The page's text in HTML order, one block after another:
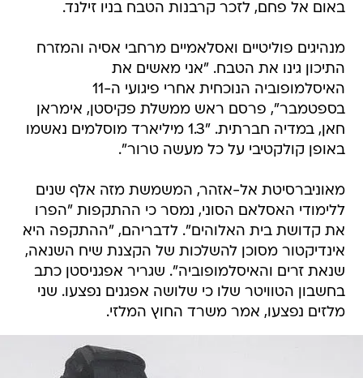
באום אל פחם, לזכר קרבנות הטבח בניו זילנד.
מנהיגים פוליטיים ואסלאמיים מרחבי אסיה והמזרח
התיכון גינו את הטבח. "אני מאשים את
האיסלמופוביה הנוכחית אחרי פיגועי ה-11
בספטמבר", פרסם ראש ממשלת פקיסטן, אימראן
חאן, במדיה חברתית. "1.3 מיליארד מוסלמים נאשמו
באופן קולקטיבי על כל מעשה טרור".
מאוניברסיטת אל-אזהר, המשמשת מזה אלף שנים
ללימודי האסלאם הסוני, נמסר כי ההתקפות "הפרו
את קדושת בית האלוהים". לדבריהם, "ההתקפה היא
אינדיקטור מסוכן להשלכות של הקצנת שיח השנאה,
שנאת זרים והאיסלמופוביה". שגריר אפגניסטן כתב
בחשבון הטוויטר שלו כי שלושה אפגנים נפצעו. שני
מלזים נפצעו, אמר משרד החוץ המלזי.